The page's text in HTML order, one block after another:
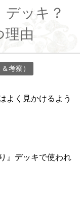
デッキ？
理由
考察）
よく見かけるよう
』デッキで使われ